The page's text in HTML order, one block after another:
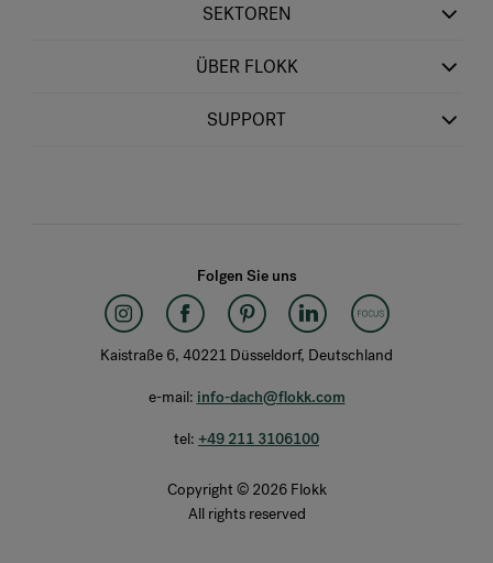
SEKTOREN
ÜBER FLOKK
SUPPORT
Folgen Sie uns
Kaistraße 6, 40221 Düsseldorf, Deutschland
e-mail: info-dach@flokk.com
tel: +49 211 3106100
Copyright © 2026 Flokk
All rights reserved